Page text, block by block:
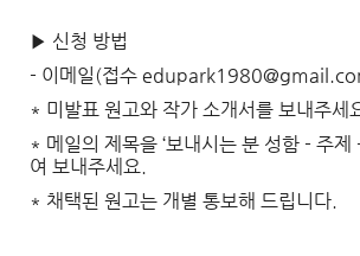
▶ 신청 방법
- 이메일(접수
* 미발표 원고와 작가 소개서를 보내주세
* 메일의 제목을 ‘보내시는 분 성함 - 주제
여 보내주세요.
* 채택된 원고는 개별 통보해 드립니다.